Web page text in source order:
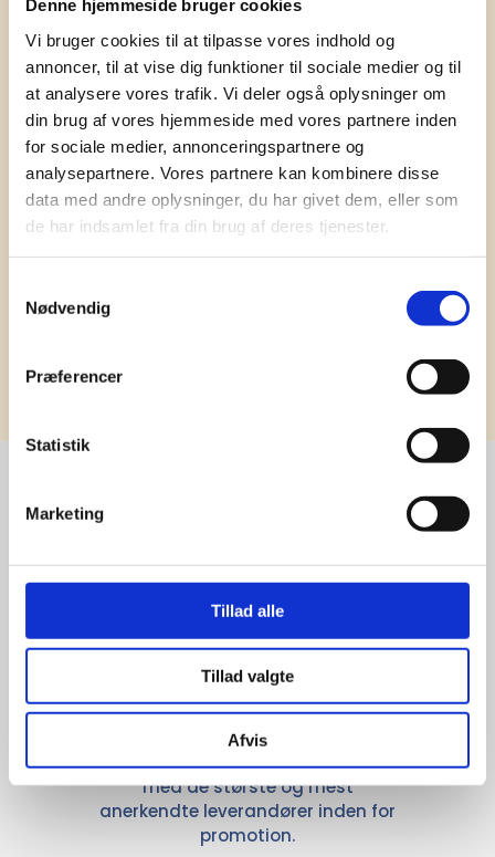
Denne hjemmeside bruger cookies
Vi bruger cookies til at tilpasse vores indhold og
annoncer, til at vise dig funktioner til sociale medier og til
at analysere vores trafik. Vi deler også oplysninger om
din brug af vores hjemmeside med vores partnere inden
for sociale medier, annonceringspartnere og
analysepartnere. Vores partnere kan kombinere disse
data med andre oplysninger, du har givet dem, eller som
de har indsamlet fra din brug af deres tjenester.
Nødvendig
Præferencer
Statistik
Marketing
Tillad alle
Tillad valgte
Afvis
Få vores nyhedsbrev med
information om tilbud, nye varer og
andet godt
Kæmpe udvalg i klassiske og nyskabende gaveidéer
til din virksomhed. Vi kan det der med firmagaver, og
har ydet god personlig service til en
konkurrencedygtig pris siden 1991.
leverandører
giver større
udvalg
For at sikre høj kvalitet og stor
leveringssikkerhed samarbejder vi
med de største og mest
anerkendte leverandører inden for
promotion.